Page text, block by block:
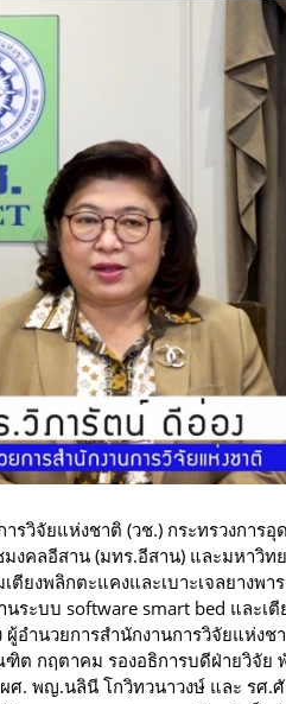
วิจัยแห่งชาติ (วช.) กระทรวงการ
งคลอีสาน (มทร.อีสาน) และมหาวิท
ยงพลิกตะแคงและเบาะเจลยางพ
ระบบ software smart bed และเ
อำนวยการสำนักงานการวิจัยแห่ง
ต กฤตาคม รองอธิการบดีฝ่ายวิจัย
. พญ.นลินี โกวิทวนาวงษ์ และ รศ.